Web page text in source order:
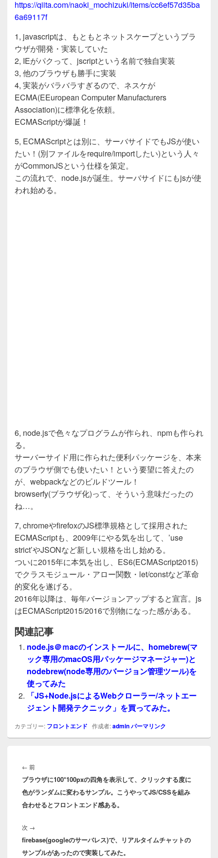
o
o
k
https://qiita.com/naoki_mochizuki/items/cc6ef57d35ba
6a69117f
1, javascriptは、もともとネットスケープというブラ
ウザが開発・実装していた
2, IEがパクって、jscriptという名前で独自実装
3, 他のブラウザも勝手に実装
4, 実装がバラバラすぎるので、ネスケが
ECMA(EEuropean Computer Manufacturers
Association)に標準化を依頼。
ECMAScriptが爆誕！
5, ECMAScriptとは別に、サーバサイドでもJSが使い
たい！(別ファイルをrequire/importしたい)という人々
がCommonJSという仕様を策定。
この流れで、node.jsが誕生。サーバサイドにもjsが使
われ始める。
6, node.jsで色々なプログラムが作られ、npmも作られ
る。
サーバーサイド用に作られた便利パッケージを、本来
のブラウザ側でも使いたい！という要望に答えたの
が、webpackなどのビルドツール！
browserfy(ブラウザ化)って、そういう意味だったの
ね…。
7, chromeやfirefoxのJS標準規格として採用された
ECMAScriptも、2009年にやる気を出して、’use
strict’やJSONなど新しい規格を出し始める。
ついに2015年に本気を出し、ES6(ECMAScript2015)
でクラスモジュール・アロー関数・let/constなど革命
的変化を遂げる。
2016年以降は、毎年バージョンアップすると宣言。js
はECMAScript2015/2016で別物になった感がある。
関連記事
node.js＠ｍacのインストールに、homebrew(マ
ック専用のmacOS用パッケージマネージャー)と
nodebrew(node専用のバージョン管理ツール)を
使ってみた
「JS+Node.jsによるWebクローラー/ネットエー
ジェント開発テクニック」を買ってみた。
カテゴリー: フロントエンド 作成者:adminパーマリンク
稿
ナ
ビ
ゲ
ー
ョ
ン
← 前前
の
投
稿:
ブラウザに100*100pxの四角を表示して、クリックする度に
色がランダムに変わるサンプル。こうやってJS/CSSを組み
合わせるとフロントエンド感ある。
次 →
の
投
firebase(googleのサーバレス)で、リアルタイムチャットの
サンプルがあったので実装してみた。